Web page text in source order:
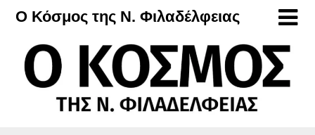
Μετάβαση
περιεχόμενο
Ο Κόσμος της Ν. Φιλαδέλφειας